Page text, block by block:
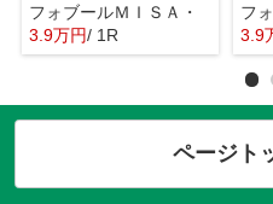
フォブールＭＩＳＡ・
3.9万円/ 1R
フ
3.9
ページト